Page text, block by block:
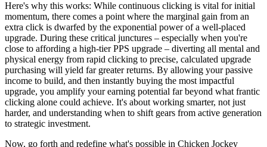
Here's why this works: While continuous clicking is vital for initial
momentum, there comes a point where the marginal gain from an
extra click is dwarfed by the exponential power of a well-placed
upgrade. During these critical junctures – especially when you're
close to affording a high-tier PPS upgrade – diverting all mental and
physical energy from rapid clicking to precise, calculated upgrade
purchasing will yield far greater returns. By allowing your passive
income to build, and then instantly buying the most impactful
upgrade, you amplify your earning potential far beyond what frantic
clicking alone could achieve. It's about working smarter, not just
harder, and understanding when to shift gears from active generation
to strategic investment.
Now, go forth and redefine what's possible in Chicken Jockey